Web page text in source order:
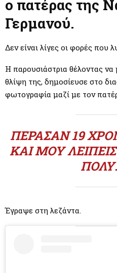
E
N
U
ο πατέρας της
Γερμανού.
Δεν είναι λίγες οι φορές που
Η παρουσιάστρια θέλοντας να
θλίψη της, δημοσίευσε στο
φωτογραφία μαζί με τον
ΠΈΡΑΣΑΝ 19
ΚΑΙ ΜΟΥ ΛΕΊΠΕΙΣ
Έγραψε στη λεζάντα.